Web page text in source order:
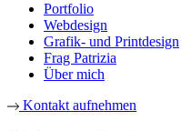
Portfolio
Webdesign
Grafik- und Printdesign
Frag Patrizia
Über mich
Kontakt aufnehmen